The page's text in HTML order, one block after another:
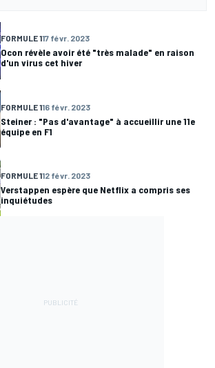
FORMULE 117 févr. 2023
Ocon révèle avoir été "très malade" en raison
d'un virus cet hiver
FORMULE 116 févr. 2023
Steiner : "Pas d'avantage" à accueillir une 11e
équipe en F1
FORMULE 112 févr. 2023
Verstappen espère que Netflix a compris ses
inquiétudes